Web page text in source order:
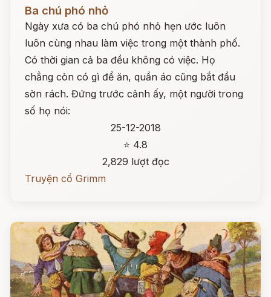
Ba chú phó nhỏ
Ngày xưa có ba chú phó nhỏ hẹn ước luôn
luôn cùng nhau làm việc trong một thành phố.
Có thời gian cả ba đều không có việc. Họ
chẳng còn có gì để ăn, quần áo cũng bắt đầu
sờn rách. Đứng trước cảnh ấy, một người trong
số họ nói:
25-12-2018
⭐ 4.8
2,829 lượt đọc
Truyện cổ Grimm